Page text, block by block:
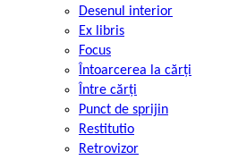
Desenul interior
Ex libris
Focus
Întoarcerea la cărți
Între cărți
Punct de sprijin
Restitutio
Retrovizor